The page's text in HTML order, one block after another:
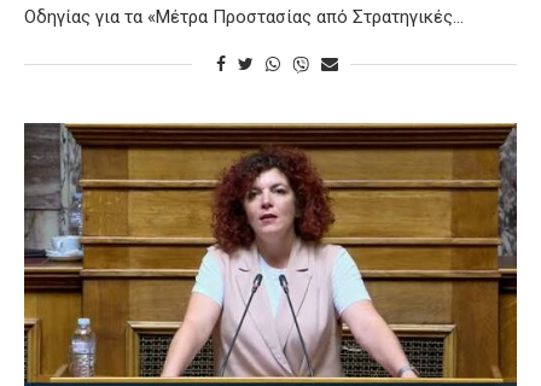
Οδηγίας για τα «Μέτρα Προστασίας από Στρατηγικές…